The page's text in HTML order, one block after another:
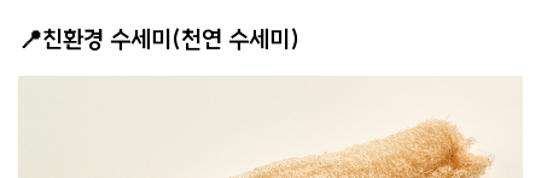
📍친환경 수세미(천연 수세미)